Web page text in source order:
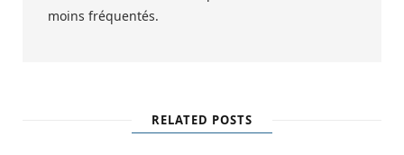
moins fréquentés.
RELATED POSTS